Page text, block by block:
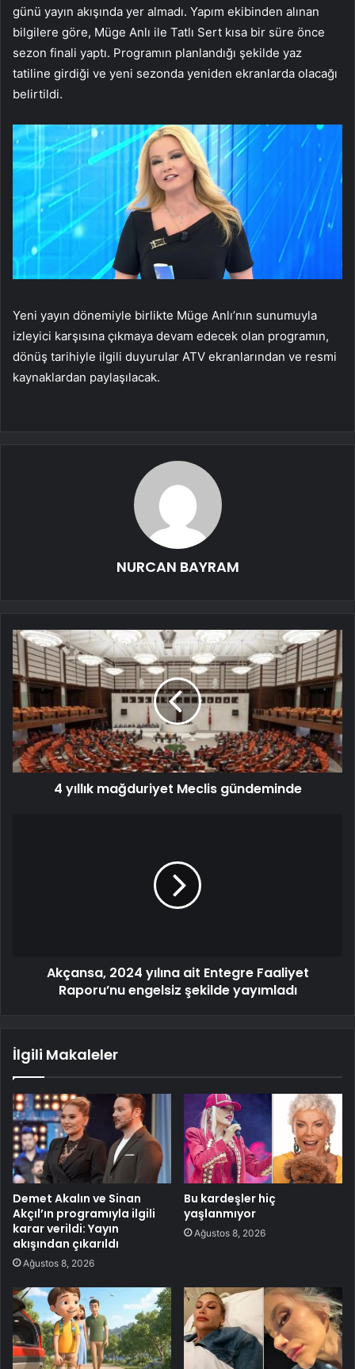
günü yayın akışında yer almadı. Yapım ekibinden alınan
bilgilere göre, Müge Anlı ile Tatlı Sert kısa bir süre önce
sezon finali yaptı. Programın planlandığı şekilde yaz
tatiline girdiği ve yeni sezonda yeniden ekranlarda olacağı
belirtildi.
Yeni yayın dönemiyle birlikte Müge Anlı’nın sunumuyla
izleyici karşısına çıkmaya devam edecek olan programın,
dönüş tarihiyle ilgili duyurular ATV ekranlarından ve resmi
kaynaklardan paylaşılacak.
NURCAN BAYRAM
4 yıllık mağduriyet Meclis gündeminde
Akçansa, 2024 yılına ait Entegre Faaliyet
Raporu’nu engelsiz şekilde yayımladı
İlgili Makaleler
Demet Akalın ve Sinan
Akçıl’ın programıyla ilgili
karar verildi: Yayın
akışından çıkarıldı
Ağustos 8, 2026
Bu kardeşler hiç
yaşlanmıyor
Ağustos 8, 2026